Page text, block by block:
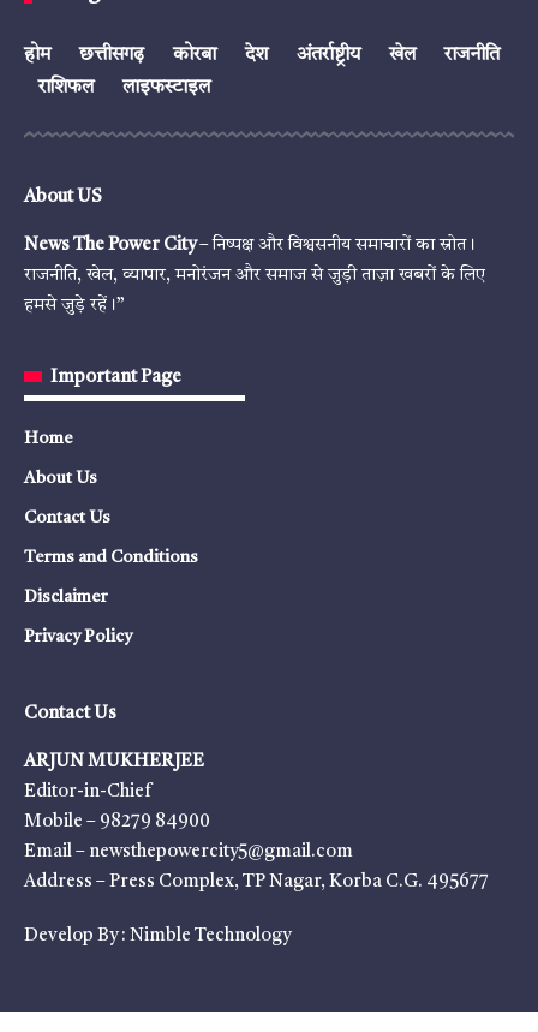
होम छत्तीसगढ़ कोरबा देश अंतर्राष्ट्रीय खेल
राजनीति
राशिफल
लाइफस्टाइल
About US
News The Power City– निष्पक्ष और विश्वसनीय समाचारों का स्रोत।
राजनीति, खेल, व्यापार, मनोरंजन और समाज से जुड़ी ताज़ा खबरों के लिए
हमसे जुड़े रहें।”
Important Page
Home
About Us
Contact Us
Terms and Conditions
Disclaimer
Privacy Policy
Contact Us
ARJUN MUKHERJEE
Editor-in-Chief
Mobile – 98279 84900
Email – newsthepowercity5@gmail.com
Address – Press Complex, TP Nagar, Korba C.G. 495677
Develop By : Nimble Technology